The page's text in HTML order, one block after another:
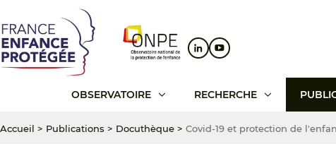
au
contenu
principal
au
menu
principal
au
pied
de
page
OBSERVATOIRE RECHERCHE
Accueil > Publications > Docuthèque > Covid-19 et protection de